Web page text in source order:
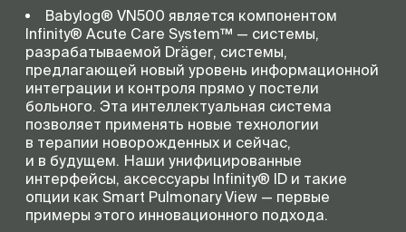
Babylog® VN500 является компонентом
Infinity® Acute Care System™ — системы,
разрабатываемой Dräger, системы,
предлагающей новый уровень информационной
интеграции и контроля прямо у постели
больного. Эта интеллектуальная система
позволяет применять новые технологии
в терапии новорожденных и сейчас,
и в будущем. Наши унифицированные
интерфейсы, аксессуары Infinity® ID и такие
опции как Smart Pulmonary View — первые
примеры этого инновационного подхода.